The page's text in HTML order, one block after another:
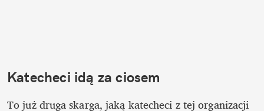
Katecheci idą za ciosem
To już druga skarga, jaką katecheci z tej organizacji